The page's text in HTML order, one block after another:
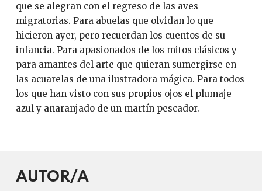
que se alegran con el regreso de las aves
migratorias. Para abuelas que olvidan lo que
hicieron ayer, pero recuerdan los cuentos de su
infancia. Para apasionados de los mitos clásicos y
para amantes del arte que quieran sumergirse en
las acuarelas de una ilustradora mágica. Para todos
los que han visto con sus propios ojos el plumaje
azul y anaranjado de un martín pescador.
AUTOR/A